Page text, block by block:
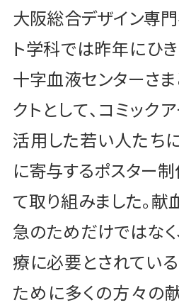
大阪総合デザイン専
ト学科では昨年にひ
十字血液センターさ
クトとして、コミック
活用した若い人たち
に寄与するポスター
て取り組みました。
急のためだけではな
療に必要とされてい
ために多くの方々の